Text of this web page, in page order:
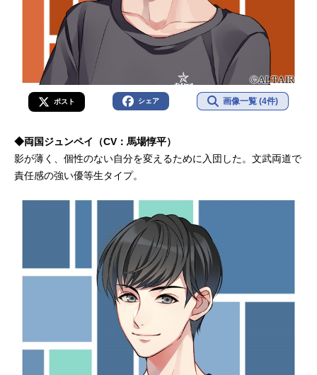
ポスト シェア 画像一覧 (4件)
◆両国ジュンペイ（CV：馬場惇平）
影が薄く、個性のない自分を変えるために入団した。文武両道で
責任感の強い優等生タイプ。